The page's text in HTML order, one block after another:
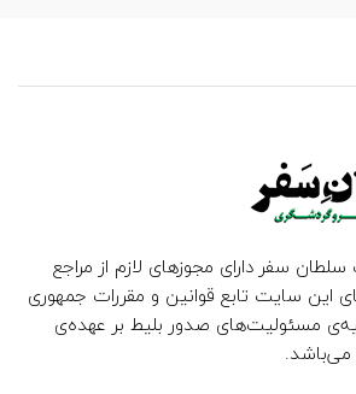
سفر دارای مجوزهای لازم از مراجع
این سایت تابع قوانین و مقررات جمهوری
مسئولیت‌های صدور بلیط بر عهده‌ی
می‌باشد.